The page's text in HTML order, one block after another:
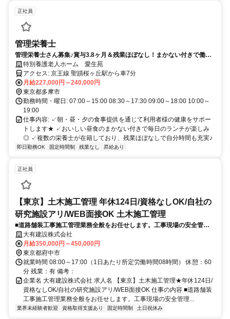
正社員
管理栄養士
管理栄養士さん募集♪賞与3.8ヶ月＆残業ほぼなし！まかない付きで働き
やすい特別養護老人ホーム愛生苑♪
特別養護老人ホーム 愛生苑
アクセス: 京王線 聖蹟桜ヶ丘駅から車7分
月給227,000円～240,000円
東京都多摩市
勤務時間・曜日: 07:00～15:00 08:30～17:30 09:00～18:00 10:00～
19:00
仕事内容: ✓朝・昼・夕の食事提供を通じて利用者様の健康をサポー
トします★ ✓おいしい昼食のまかない付きで毎日のランチが楽しみ
◎ ✓複数の栄養士が在籍しており、残業ほぼなしで自分時間も充実♪
即日勤務OK 固定時間制 残業なし 昇給あり
正社員
【東京】土木施工管理 年休124日/資格なしOK/自社の
研究施設アリ/WEB面接OK 土木施工管理
■道路舗装工事施工管理業務全般をお任せします。工事現場の安全管理
や工事の進捗状況の確認、安全に工事を進める管理のお仕事です。※年
間の施工案件は、1人2～3件程度です。
大有建設株式会社
月給350,000円～450,000円
東京都府中市
就業時間 08:00～17:00（1日あたり所定労働時間08時間） 休憩：60
分 残業：有 備考：
企業名 大有建設株式会社 求人名 【東京】土木施工管理★年休124日/
資格なしOK/自社の研究施設アリ/WEB面接OK 仕事の内容 ■道路舗装
工事施工管理業務全般をお任せします。工事現場の安全管理...
業界未経験者歓迎 資格取得支援あり 固定時間制 土日祝休み